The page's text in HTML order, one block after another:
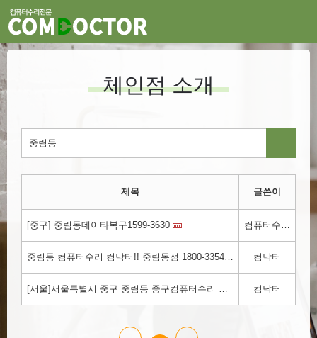
체인점 소개
제목 글쓴이
[중구] 중림동데이타복구1599-3630 컴퓨터수리.kr
중림동 컴퓨터수리 컴닥터!! 중림동점 1800-3354 컴닥터
[서울]서울특별시 중구 중림동 중구컴퓨터수리 컴닥터!!! 1800-3354 컴닥터